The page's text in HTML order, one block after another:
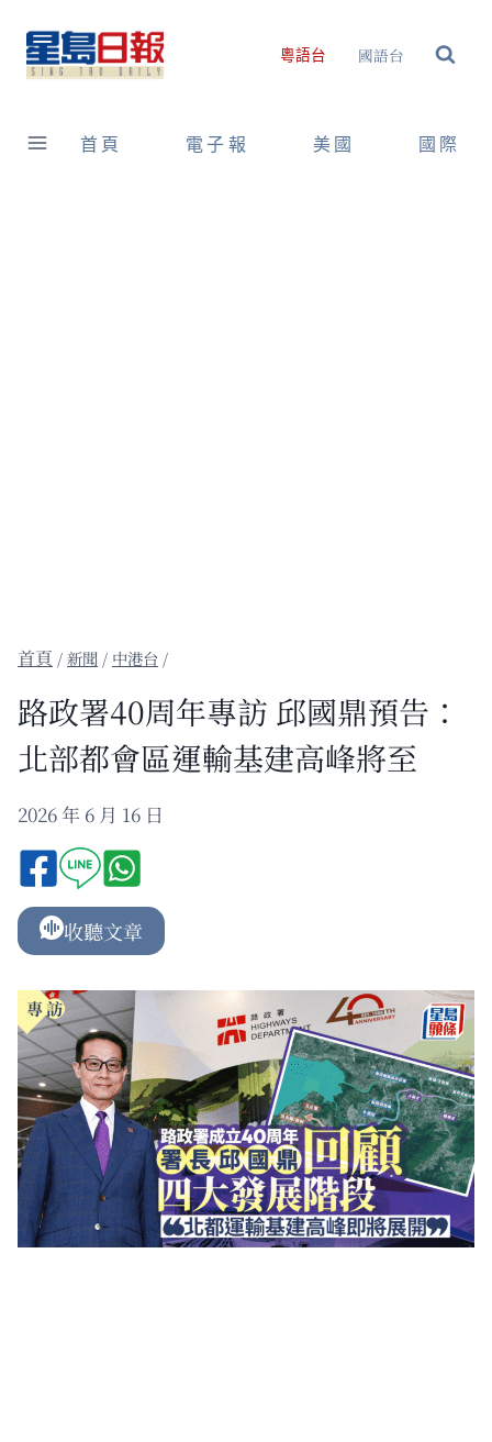
content
粵語台 國語台
首頁 電子報 美國 國際
/新聞 / 中港台 /
路政署40周年專訪 邱國鼎預告：
北部都會區運輸基建高峰將至
2026 年 6 月 16 日
收聽文章